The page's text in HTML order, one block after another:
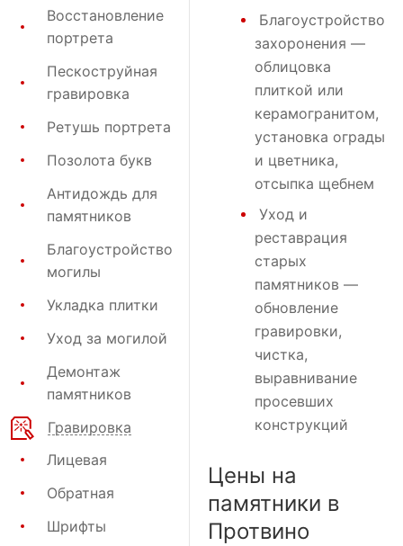
Восстановление
портрета
Пескоструйная
гравировка
Ретушь портрета
Позолота букв
Антидождь для
памятников
Благоустройство
могилы
Укладка плитки
Уход за могилой
Демонтаж
памятников
Гравировка
Лицевая
Обратная
Шрифты
Благоустройство
захоронения —
облицовка
плиткой или
керамогранитом,
установка ограды
и цветника,
отсыпка щебнем
Уход и
реставрация
старых
памятников —
обновление
гравировки,
чистка,
выравнивание
просевших
конструкций
Цены на
памятники в
Протвино